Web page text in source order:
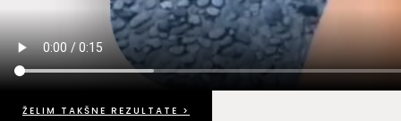
ŽELIM TAKŠNE REZULTATE >